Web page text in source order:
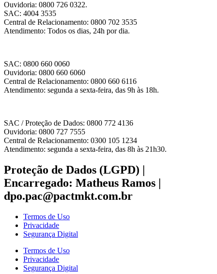
Ouvidoria: 0800 726 0322.
SAC: 4004 3535
Central de Relacionamento: 0800 702 3535
Atendimento: Todos os dias, 24h por dia.
SAC: 0800 660 0060
Ouvidoria: 0800 660 6060
Central de Relacionamento: 0800 660 6116
Atendimento: segunda a sexta-feira, das 9h às 18h.
SAC / Proteção de Dados: 0800 772 4136
Ouvidoria: 0800 727 7555
Central de Relacionamento: 0300 105 1234
Atendimento: segunda a sexta-feira, das 8h às 21h30.
Proteção de Dados (LGPD) |
Encarregado: Matheus Ramos |
dpo.pac@pactmkt.com.br
Termos de Uso
Privacidade
Segurança Digital
Termos de Uso
Privacidade
Segurança Digital